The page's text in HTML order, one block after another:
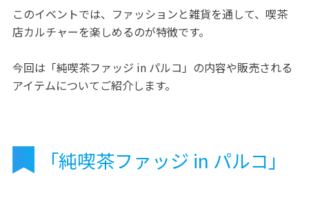
このイベントでは、ファッションと雑貨を通して、喫茶
店カルチャーを楽しめるのが特徴です。
今回は「純喫茶ファッジ in パルコ」の内容や販売される
アイテムについてご紹介します。
「純喫茶ファッジ in パルコ」